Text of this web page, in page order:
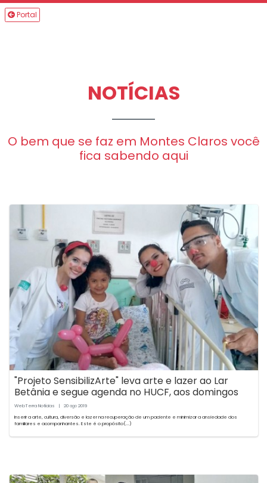
Portal
NOTÍCIAS
O bem que se faz em Montes Claros você
fica sabendo aqui
"Projeto SensibilizArte" leva arte e lazer ao Lar
Betânia e segue agenda no HUCF, aos domingos
WebTerra Notícias | 20 ago2019
Inserir a arte, cultura, diversão e lazer na recuperação de um paciente e minimizar a ansiedade dos
familiares e acompanhantes. Este é o propósito(...)